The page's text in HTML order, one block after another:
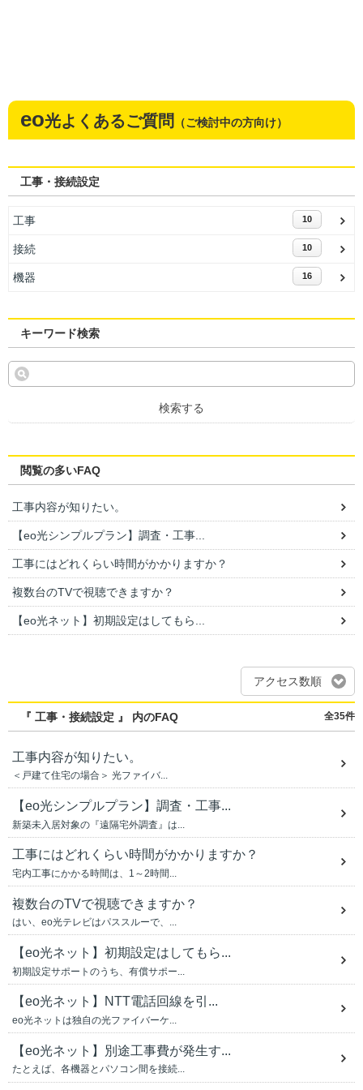
eo光よくあるご質問 （ご検討中の方向け）
工事・接続設定
工事 10
接続 10
機器 16
キーワード検索
検索する
閲覧の多いFAQ
工事内容が知りたい。
【eo光シンプルプラン】調査・工事...
工事にはどれくらい時間がかかりますか？
複数台のTVで視聴できますか？
【eo光ネット】初期設定はしてもら...
アクセス数順
『 工事・接続設定 』 内のFAQ 全35件
工事内容が知りたい。
＜戸建て住宅の場合＞ 光ファイバ...
【eo光シンプルプラン】調査・工事...
新築未入居対象の『遠隔宅外調査』は...
工事にはどれくらい時間がかかりますか？
宅内工事にかかる時間は、1～2時間...
複数台のTVで視聴できますか？
はい、eo光テレビはパススルーで、...
【eo光ネット】初期設定はしてもら...
初期設定サポートのうち、有償サポー...
【eo光ネット】NTT電話回線を引...
eo光ネットは独自の光ファイバーケ...
【eo光ネット】別途工事費が発生す...
たとえば、各機器とパソコン間を接続...